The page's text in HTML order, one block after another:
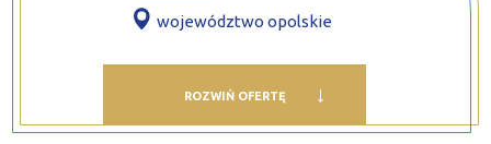
województwo opolskie
ROZWIŃ OFERTĘ